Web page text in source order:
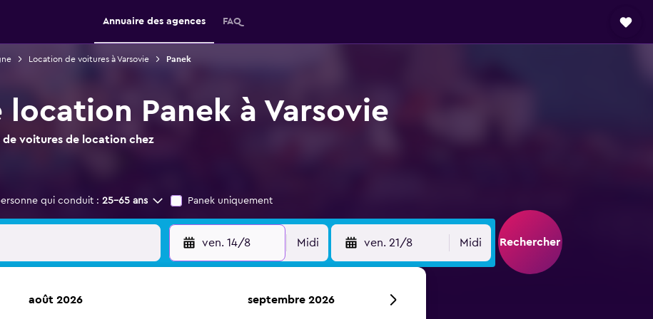
Annuaire des agences FAQ
Location de voitures à Varsovie Panek
Panek à Varsovie
de voitures de location chez
qui conduit : 25-65 ans Panek uniquement
ven. 14/8 Midi ven. 21/8 Midi Rechercher
août 2026 septembre 2026